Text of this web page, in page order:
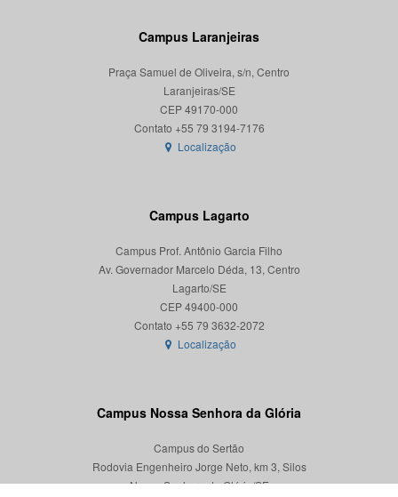
Campus Laranjeiras
Praça Samuel de Oliveira, s/n, Centro
Laranjeiras/SE
CEP 49170-000
Localização
Campus Lagarto
Campus Prof. Antônio Garcia Filho
Av. Governador Marcelo Déda, 13, Centro
Lagarto/SE
CEP 49400-000
Localização
Campus Nossa Senhora da Glória
Campus do Sertão
Rodovia Engenheiro Jorge Neto, km 3, Silos
Nossa Senhora da Glória/SE